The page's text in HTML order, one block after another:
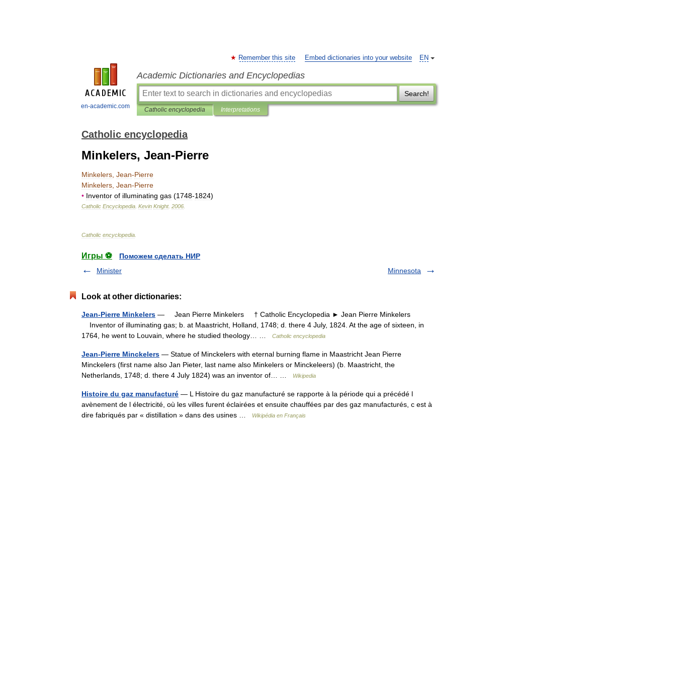
en-academic.com
EN
Remember this site Embed dictionaries into your website
Academic Dictionaries and Encyclopedias
Search!
Catholic encyclopedia Interpretations
Catholic encyclopedia
Minkelers, Jean-Pierre
Minkelers Jean-Pierre
Minkelers Jean-Pierre
• Inventor of illuminating gas (1748-1824)
Catholic Encyclopedia Kevin Knight. 2006
Catholic encyclopedia
Игры ⚽
Поможем сделать НИР
Minister
Minnesota
Look at other dictionaries:
Jean-Pierre Minkelers — Jean Pierre Minkelers † Catholic Encyclopedia ► Jean Pierre Minkelers
Inventor of illuminating gas; b. at Maastricht, Holland, 1748; d. there 4 July, 1824. At the age of sixteen, in
1764, he went to Louvain, where he studied theology… …
Catholic encyclopedia
Jean-Pierre Minckelers — Statue of Minckelers with eternal burning flame in Maastricht Jean Pierre
Minckelers (first name also Jan Pieter, last name also Minkelers or Minckeleers) (b. Maastricht, the
Netherlands, 1748; d. there 4 July 1824) was an inventor of… …
Wikipedia
Histoire du gaz manufacturé — L Histoire du gaz manufacturé se rapporte à la période qui a précédé l
avènement de l électricité, où les villes furent éclairées et ensuite chauffées par des gaz manufacturés, c est à
dire fabriqués par « distillation » dans des usines …
Wikipédia en Français